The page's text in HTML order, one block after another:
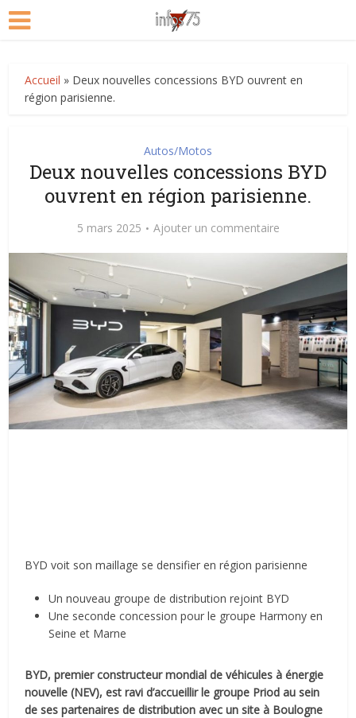
Accueil » Deux nouvelles concessions BYD ouvrent en
région parisienne.
Autos/Motos
Deux nouvelles concessions BYD
ouvrent en région parisienne.
5 mars 2025 Ajouter un commentaire
BYD voit son maillage se densifier en région parisienne
Un nouveau groupe de distribution rejoint BYD
Une seconde concession pour le groupe Harmony en
Seine et Marne
BYD, premier constructeur mondial de véhicules à énergie
nouvelle (NEV), est ravi d’accueillir le groupe Priod au sein
de ses partenaires de distribution avec un site à Boulogne